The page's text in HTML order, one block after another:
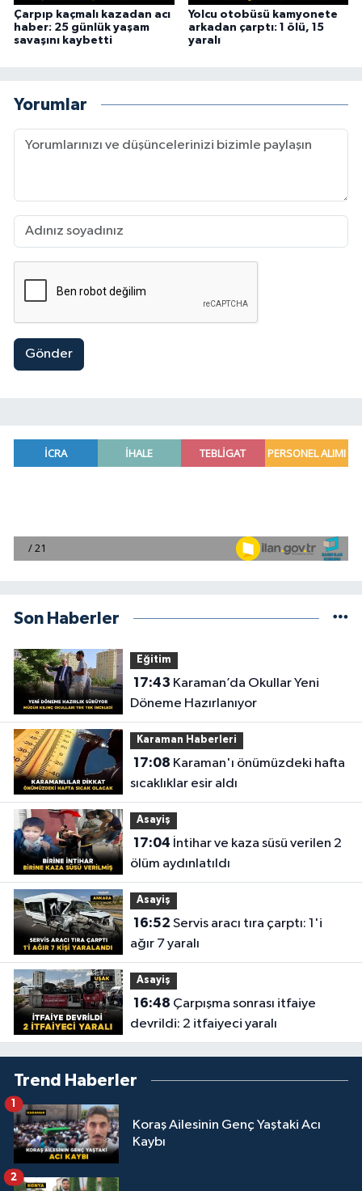
Çarpıp kaçmalı kazadan acı
haber: 25 günlük yaşam
savaşını kaybetti
Yolcu otobüsü kamyonete
arkadan çarptı: 1 ölü, 15
yaralı
Yorumlar
Gönder
Son Haberler
Eğitim
17:43
Döneme Hazırlanıyor
Karaman Haberleri
17:08
sıcaklıklar esir aldı
Asayiş
17:04
ölüm aydınlatıldı
Asayiş
16:52
ağır 7 yaralı
Asayiş
16:48
devrildi: 2 itfaiyeci yaralı
Trend Haberler
Koraş Ailesinin Genç Yaştaki Acı
Kaybı
1
2